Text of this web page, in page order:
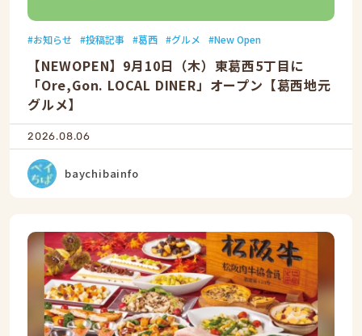
お知らせ 投稿記事 葛西 グルメ New Open
【NEWOPEN】9月10日（木）東葛西5丁目に
「Ore,Gon. LOCAL DINER」オープン【葛西地元
グルメ】
2026.08.06
baychibainfo